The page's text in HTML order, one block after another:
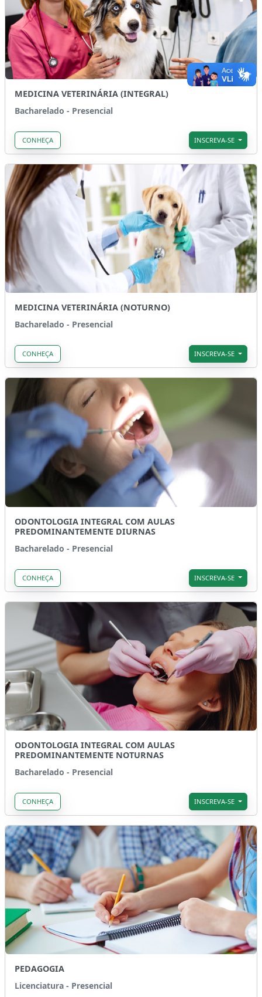
MEDICINA VETERINÁRIA (INTEGRAL)
Bacharelado - Presencial
CONHEÇA INSCREVA-SE
MEDICINA VETERINÁRIA (NOTURNO)
Bacharelado - Presencial
CONHEÇA INSCREVA-SE
ODONTOLOGIA INTEGRAL COM AULAS
PREDOMINANTEMENTE DIURNAS
Bacharelado - Presencial
CONHEÇA INSCREVA-SE
ODONTOLOGIA INTEGRAL COM AULAS
PREDOMINANTEMENTE NOTURNAS
Bacharelado - Presencial
CONHEÇA INSCREVA-SE
PEDAGOGIA
Licenciatura - Presencial